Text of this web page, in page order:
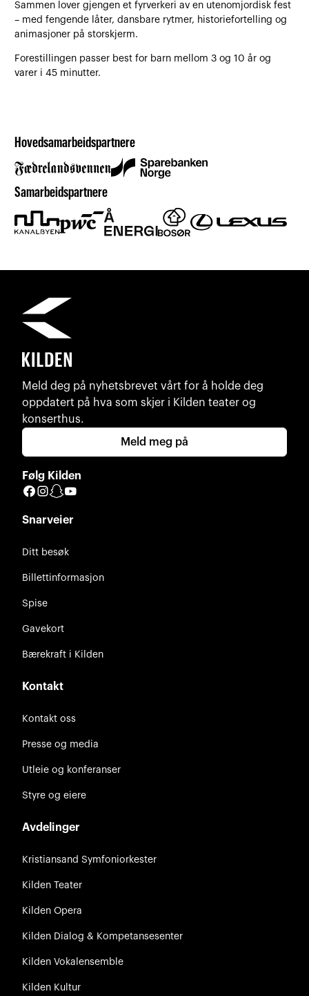
Sammen lover gjengen et fyrverkeri av en utenomjordisk fest
– med fengende låter, dansbare rytmer, historiefortelling og
animasjoner på storskjerm.
Forestillingen passer best for barn mellom 3 og 10 år og
varer i 45 minutter.
Hovedsamarbeidspartnere
Samarbeidspartnere
Meld deg på nyhetsbrevet vårt for å holde deg
oppdatert på hva som skjer i Kilden teater og
konserthus.
Meld meg på
Følg Kilden
Facebook
Instagram
Snapchat
Snarveier
Ditt besøk
Billettinformasjon
Spise
Gavekort
Bærekraft i Kilden
Kontakt
Kontakt oss
Presse og media
Utleie og konferanser
Styre og eiere
Avdelinger
Kristiansand Symfoniorkester
Kilden Teater
Kilden Opera
Kilden Dialog & Kompetansesenter
Kilden Vokalensemble
Kilden Kultur